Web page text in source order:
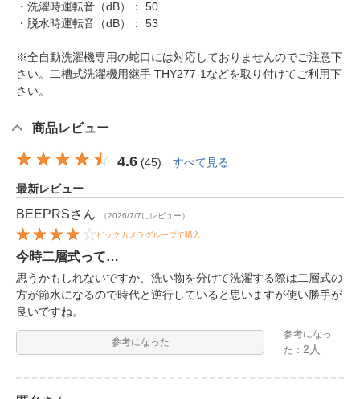
・洗濯時運転音（dB）： 50
・脱水時運転音（dB）： 53
※全自動洗濯機専用の蛇口には対応しておりませんのでご注意下
さい。二槽式洗濯機用継手 THY277-1などを取り付けてご利用下
さい。
商品レビュー
4.6 (45) すべて見る
最新レビュー
BEEPRSさん （2026/7/7にレビュー）
ビックカメラグループで購入
今時二層式って…
思うかもしれないですか、洗い物を分けて洗濯する際は二層式の
方が節水になるので時代と逆行していると思いますが使い勝手が
良いですね。
参考になった
参考になっ
た： 2人